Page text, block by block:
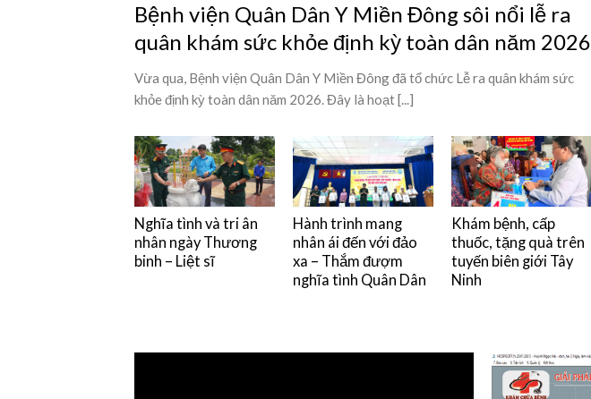
Bệnh viện Quân Dân Y Miền Đông sôi nổi lễ ra
quân khám sức khỏe định kỳ toàn dân năm 2026
Vừa qua, Bệnh viện Quân Dân Y Miền Đông đã tổ chức Lễ ra quân khám sức
khỏe định kỳ toàn dân năm 2026. Đây là hoạt [...]
Nghĩa tình và tri ân
nhân ngày Thương
binh – Liệt sĩ
Hành trình mang
nhân ái đến với đảo
xa – Thắm đượm
nghĩa tình Quân Dân
Khám bệnh, cấp
thuốc, tặng quà trên
tuyến biên giới Tây
Ninh